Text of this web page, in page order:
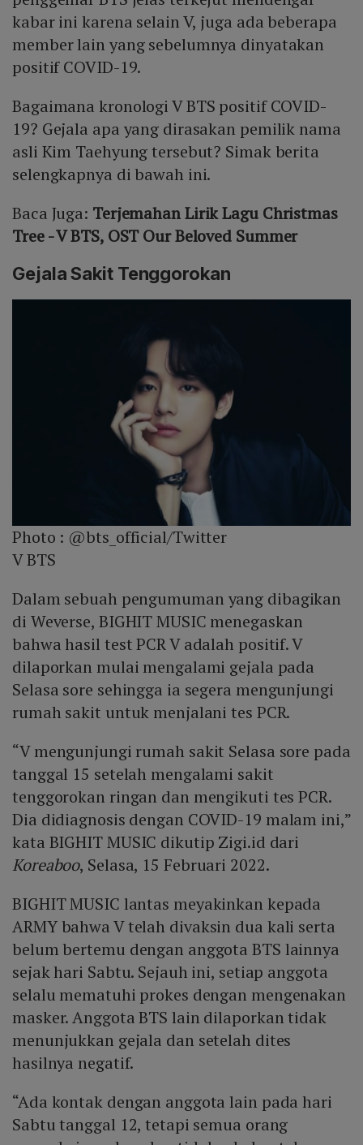
kabar ini karena selain V, juga ada beberapa
member lain yang sebelumnya dinyatakan
positif COVID-19.
Bagaimana kronologi V BTS positif COVID-
19? Gejala apa yang dirasakan pemilik nama
asli Kim Taehyung tersebut? Simak berita
selengkapnya di bawah ini.
Baca Juga: Terjemahan Lirik Lagu Christmas
Tree - V BTS, OST Our Beloved Summer
Gejala Sakit Tenggorokan
Photo : @bts_official/Twitter
V BTS
Dalam sebuah pengumuman yang dibagikan
di Weverse, BIGHIT MUSIC menegaskan
bahwa hasil test PCR V adalah positif. V
dilaporkan mulai mengalami gejala pada
Selasa sore sehingga ia segera mengunjungi
rumah sakit untuk menjalani tes PCR.
“V mengunjungi rumah sakit Selasa sore pada
tanggal 15 setelah mengalami sakit
tenggorokan ringan dan mengikuti tes PCR.
Dia didiagnosis dengan COVID-19 malam ini,”
kata BIGHIT MUSIC dikutip Zigi.id dari
Koreaboo, Selasa, 15 Februari 2022.
BIGHIT MUSIC lantas meyakinkan kepada
ARMY bahwa V telah divaksin dua kali serta
belum bertemu dengan anggota BTS lainnya
sejak hari Sabtu. Sejauh ini, setiap anggota
selalu mematuhi prokes dengan mengenakan
masker. Anggota BTS lain dilaporkan tidak
menunjukkan gejala dan setelah dites
hasilnya negatif.
“Ada kontak dengan anggota lain pada hari
Sabtu tanggal 12, tetapi semua orang